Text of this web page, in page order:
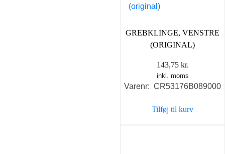
GREBKLINGE, VENSTRE
(ORIGINAL)
143,75 kr.
inkl. moms
Varenr: CR53176B089000
Tilføj til kurv